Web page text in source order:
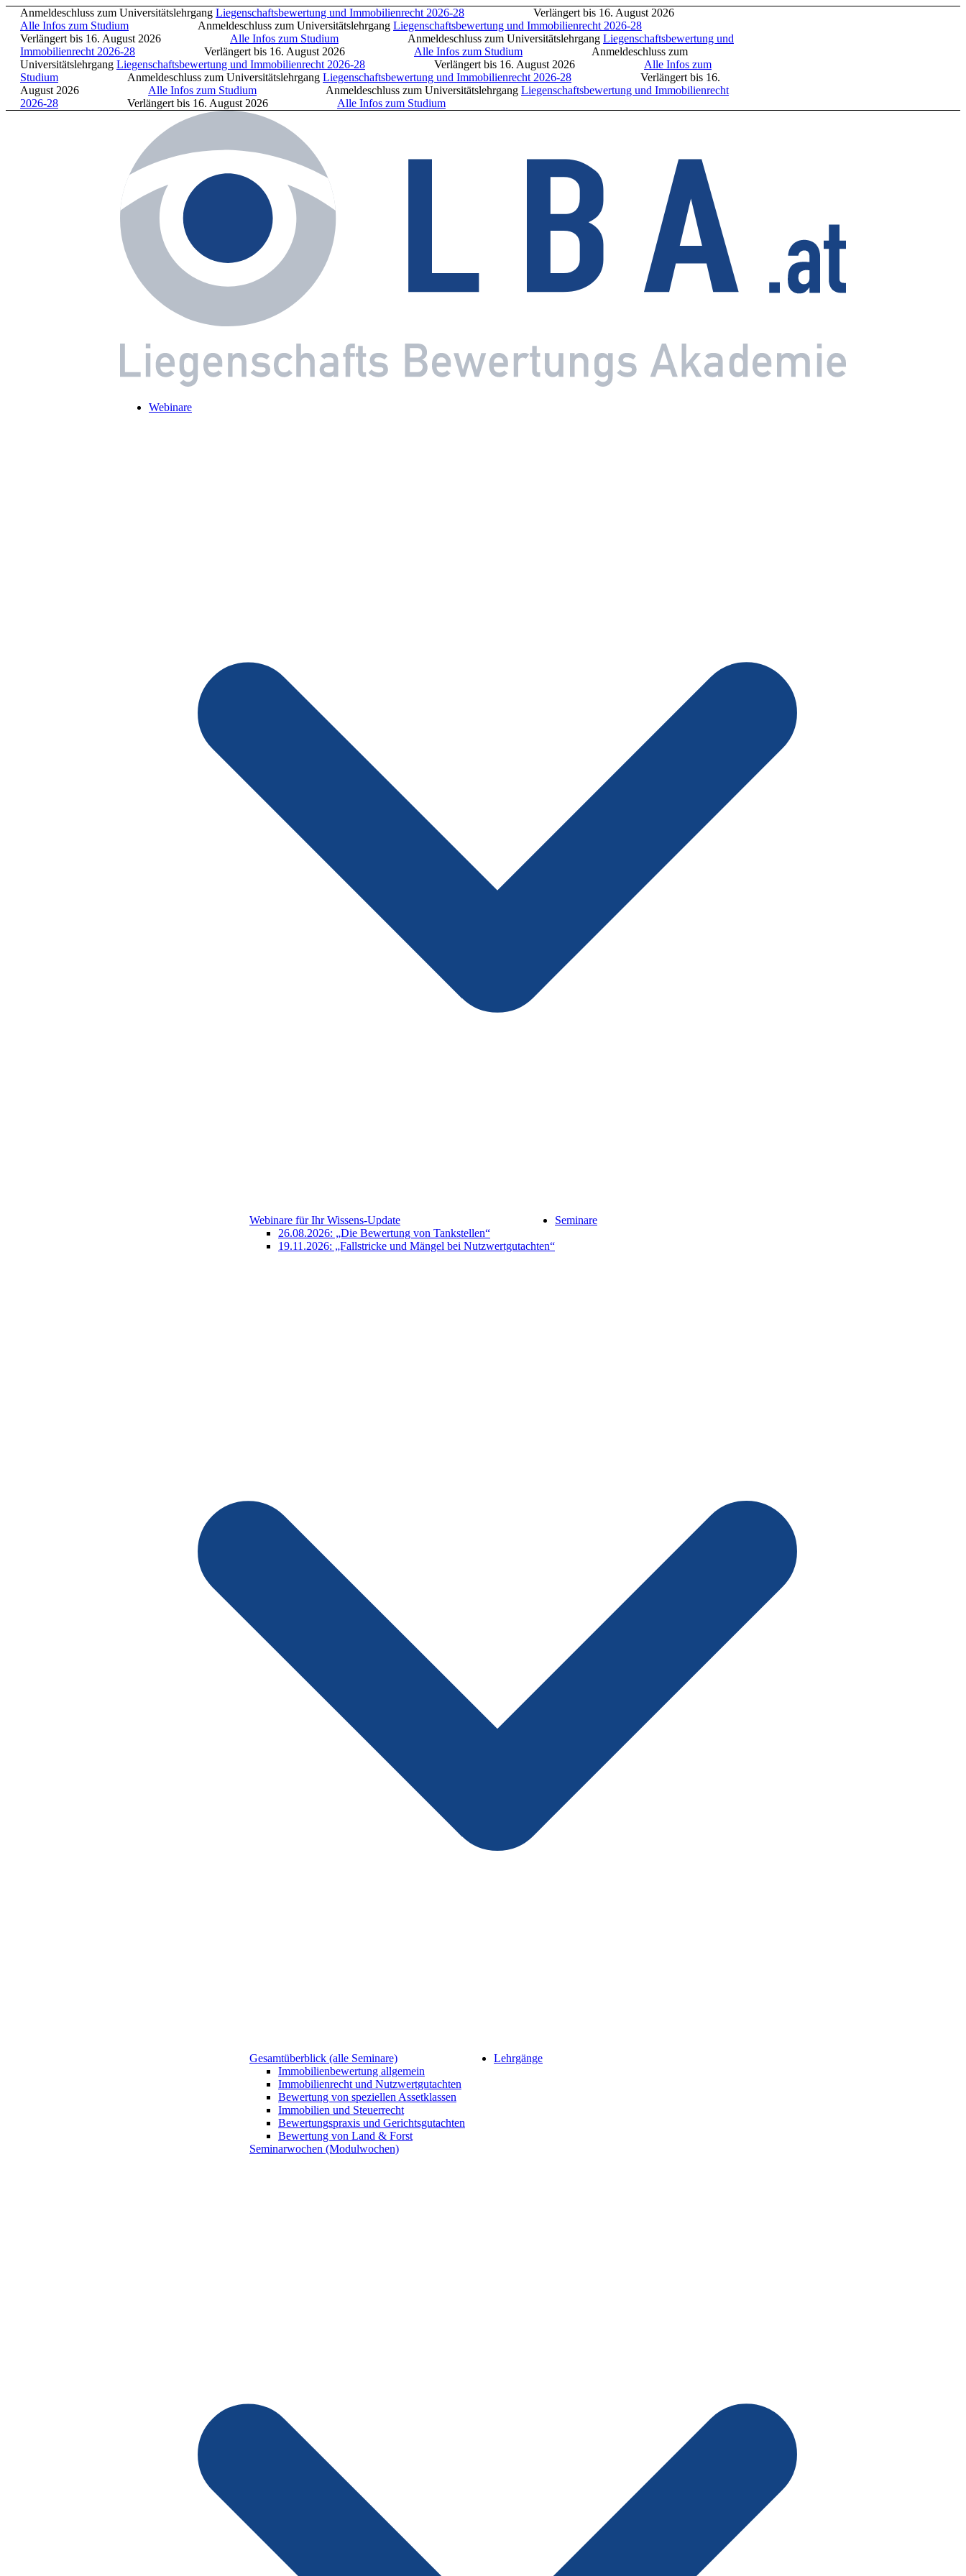
Anmeldeschluss zum UniversitätslehrgangLiegenschaftsbewertung und Immobilienrecht 2026-28Verlängert bis 16. August 2026
Alle Infos zum StudiumAnmeldeschluss zum UniversitätslehrgangLiegenschaftsbewertung und Immobilienrecht 2026-28
Verlängert bis 16. August 2026
Alle Infos zum StudiumAnmeldeschluss zum UniversitätslehrgangLiegenschaftsbewertung und
Immobilienrecht 2026-28Verlängert bis 16. August 2026 Alle Infos zum Studium
Anmeldeschluss zum
UniversitätslehrgangLiegenschaftsbewertung und Immobilienrecht 2026-28Verlängert bis 16. August 2026
Alle Infos zum
StudiumAnmeldeschluss zum UniversitätslehrgangLiegenschaftsbewertung und Immobilienrecht 2026-28Verlängert bis 16.
August 2026
Alle Infos zum StudiumAnmeldeschluss zum UniversitätslehrgangLiegenschaftsbewertung und Immobilienrecht
2026-28Verlängert bis 16. August 2026 Alle Infos zum Studium
Webinare
Webinare für Ihr Wissens-Update
26.08.2026: „Die Bewertung von Tankstellen“
19.11.2026: „Fallstricke und Mängel bei Nutzwertgutachten“
Seminare
Gesamtüberblick (alle Seminare)
Immobilienbewertung allgemein
Immobilienrecht und Nutzwertgutachten
Bewertung von speziellen Assetklassen
Immobilien und Steuerrecht
Bewertungspraxis und Gerichtsgutachten
Bewertung von Land & Forst
Seminarwochen (Modulwochen)
Lehrgänge